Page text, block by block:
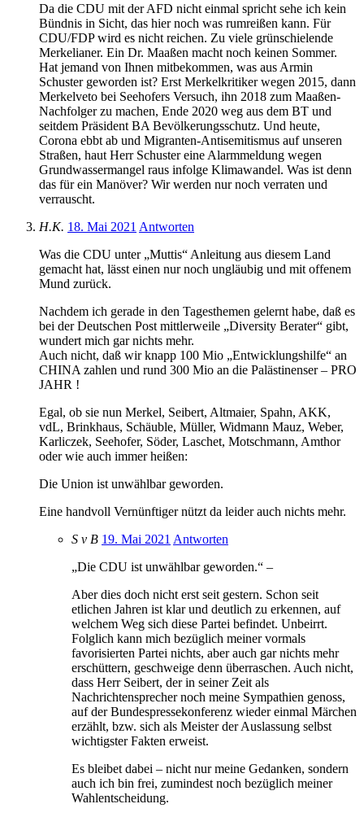
Da die CDU mit der AFD nicht einmal spricht sehe ich kein
Bündnis in Sicht, das hier noch was rumreißen kann. Für
CDU/FDP wird es nicht reichen. Zu viele grünschielende
Merkelianer. Ein Dr. Maaßen macht noch keinen Sommer.
Hat jemand von Ihnen mitbekommen, was aus Armin
Schuster geworden ist? Erst Merkelkritiker wegen 2015, dann
Merkelveto bei Seehofers Versuch, ihn 2018 zum Maaßen-
Nachfolger zu machen, Ende 2020 weg aus dem BT und
seitdem Präsident BA Bevölkerungsschutz. Und heute,
Corona ebbt ab und Migranten-Antisemitismus auf unseren
Straßen, haut Herr Schuster eine Alarmmeldung wegen
Grundwassermangel raus infolge Klimawandel. Was ist denn
das für ein Manöver? Wir werden nur noch verraten und
verrauscht.
H.K. 18. Mai 2021 Antworten
Was die CDU unter „Muttis“ Anleitung aus diesem Land
gemacht hat, lässt einen nur noch ungläubig und mit offenem
Mund zurück.
Nachdem ich gerade in den Tagesthemen gelernt habe, daß es
bei der Deutschen Post mittlerweile „Diversity Berater“ gibt,
wundert mich gar nichts mehr.
Auch nicht, daß wir knapp 100 Mio „Entwicklungshilfe“ an
CHINA zahlen und rund 300 Mio an die Palästinenser – PRO
JAHR !
Egal, ob sie nun Merkel, Seibert, Altmaier, Spahn, AKK,
vdL, Brinkhaus, Schäuble, Müller, Widmann Mauz, Weber,
Karliczek, Seehofer, Söder, Laschet, Motschmann, Amthor
oder wie auch immer heißen:
Die Union ist unwählbar geworden.
Eine handvoll Vernünftiger nützt da leider auch nichts mehr.
S v B 19. Mai 2021 Antworten
„Die CDU ist unwählbar geworden.“ –
Aber dies doch nicht erst seit gestern. Schon seit
etlichen Jahren ist klar und deutlich zu erkennen, auf
welchem Weg sich diese Partei befindet. Unbeirrt.
Folglich kann mich bezüglich meiner vormals
favorisierten Partei nichts, aber auch gar nichts mehr
erschüttern, geschweige denn überraschen. Auch nicht,
dass Herr Seibert, der in seiner Zeit als
Nachrichtensprecher noch meine Sympathien genoss,
auf der Bundespressekonferenz wieder einmal Märchen
erzählt, bzw. sich als Meister der Auslassung selbst
wichtigster Fakten erweist.
Es bleibet dabei – nicht nur meine Gedanken, sondern
auch ich bin frei, zumindest noch bezüglich meiner
Wahlentscheidung.